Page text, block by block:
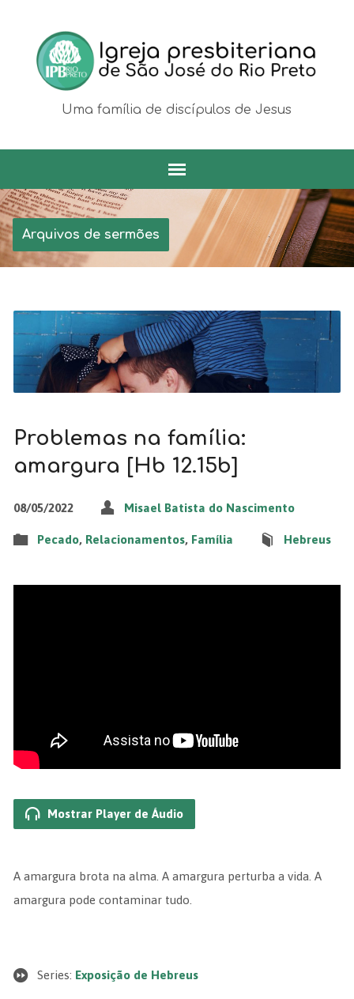
Uma família de discípulos de Jesus
Arquivos de sermões
Problemas na família:
amargura [Hb 12.15b]
08/05/2022 Misael Batista do Nascimento
Pecado, Relacionamentos, Família Hebreus
Mostrar Player de Áudio
A amargura brota na alma. A amargura perturba a vida. A
amargura pode contaminar tudo.
Series: Exposição de Hebreus